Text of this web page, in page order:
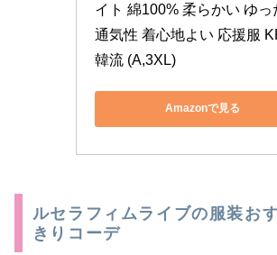
イト 綿100% 柔らかい ゆっ
通気性 着心地よい 応援服
韓流 (A,3XL)
Amazonで見る
ルセラフィムライブの服装お
きりコーデ